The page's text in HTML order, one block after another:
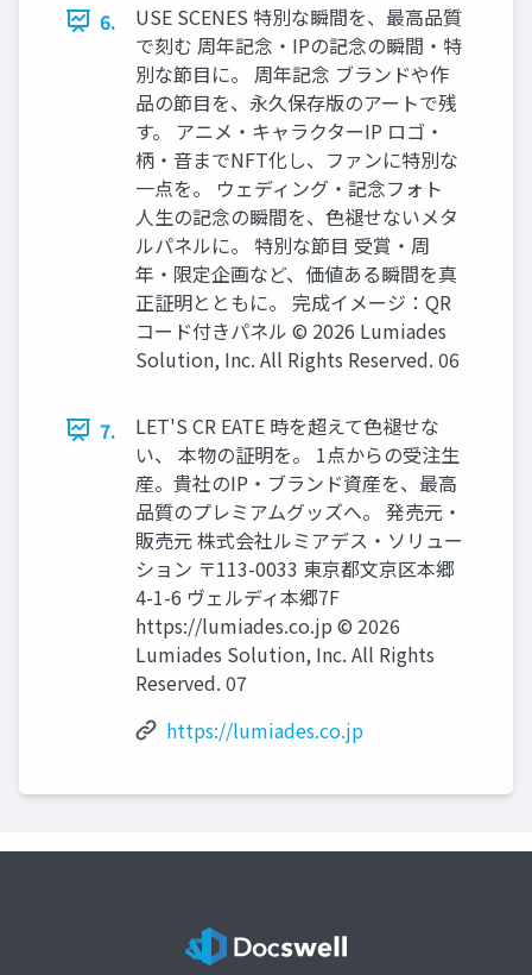
6.
USE SCENES 特別な瞬間を、最高品質
で刻む 周年記念・IPの記念の瞬間・特
別な節目に。 周年記念 ブランドや作
品の節目を、永久保存版のアートで残
す。 アニメ・キャラクターIP ロゴ・
柄・音までNFT化し、ファンに特別な
一点を。 ウェディング・記念フォト
人生の記念の瞬間を、色褪せないメタ
ルパネルに。 特別な節目 受賞・周
年・限定企画など、価値ある瞬間を真
正証明とともに。 完成イメージ：QR
コード付きパネル © 2026 Lumiades
Solution, Inc. All Rights Reserved. 06
7.
LET'S CR EATE 時を超えて色褪せな
い、 本物の証明を。 1点からの受注生
産。貴社のIP・ブランド資産を、最高
品質のプレミアムグッズへ。 発売元・
販売元 株式会社ルミアデス・ソリュー
ション 〒113-0033 東京都文京区本郷
4-1-6 ヴェルディ本郷7F
https://lumiades.co.jp © 2026
Lumiades Solution, Inc. All Rights
Reserved. 07
https://lumiades.co.jp